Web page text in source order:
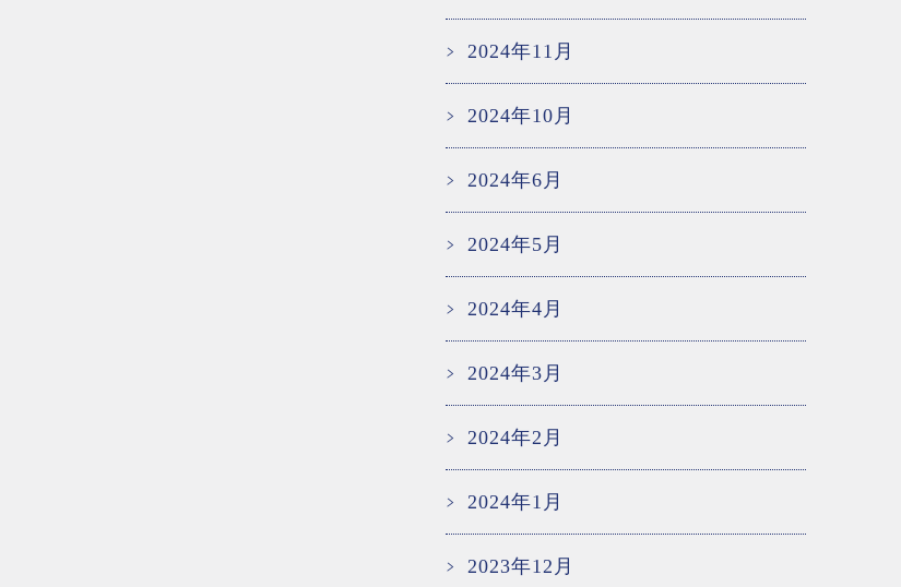
2024年11月
2024年10月
2024年6月
2024年5月
2024年4月
2024年3月
2024年2月
2024年1月
2023年12月